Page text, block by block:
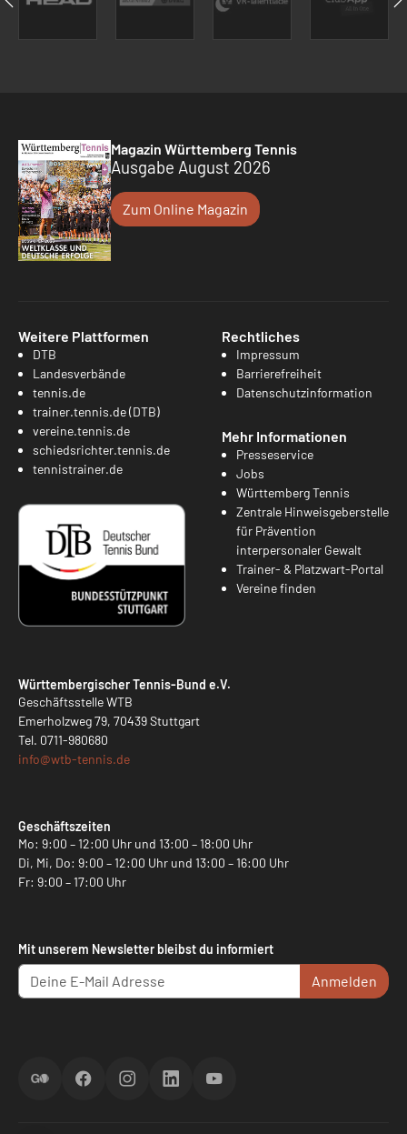
Magazin Württemberg Tennis
Ausgabe August 2026
Zum Online Magazin
Weitere Plattformen
DTB
Landesverbände
tennis.de
trainer.tennis.de (DTB)
vereine.tennis.de
schiedsrichter.tennis.de
tennistrainer.de
Rechtliches
Impressum
Barrierefreiheit
Datenschutzinformation
Mehr Informationen
Presseservice
Jobs
Württemberg Tennis
Zentrale Hinweisgeberstelle
für Prävention
interpersonaler Gewalt
Trainer- & Platzwart-Portal
Vereine finden
Württembergischer Tennis-Bund e.V.
Geschäftsstelle WTB
Emerholzweg 79, 70439 Stuttgart
Tel. 0711-980680
info@wtb-tennis.de
Geschäftszeiten
Mo: 9:00 – 12:00 Uhr und 13:00 – 18:00 Uhr
Di, Mi, Do: 9:00 – 12:00 Uhr und 13:00 – 16:00 Uhr
Fr: 9:00 – 17:00 Uhr
Mit unserem Newsletter bleibst du informiert
Anmelden
ScoreGOFacebookInstagramLinkedInYouTube